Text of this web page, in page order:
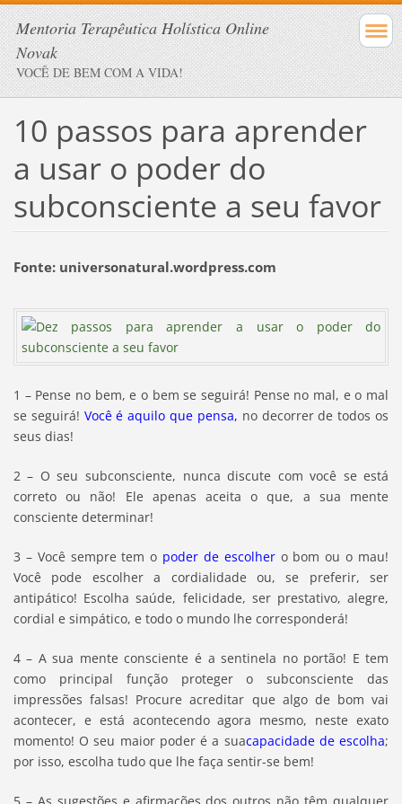
Mentoria Terapêutica Holística Online
Novak
VOCÊ DE BEM COM A VIDA!
10 passos para aprender
a usar o poder do
subconsciente a seu favor
Fonte: universonatural.wordpress.com
1 – Pense no bem, e o bem se seguirá! Pense no mal, e o mal
se seguirá! Você é aquilo que pensa, no decorrer de todos os
seus dias!
2 – O seu subconsciente, nunca discute com você se está
correto ou não! Ele apenas aceita o que, a sua mente
consciente determinar!
3 – Você sempre tem o poder de escolhero bom ou o mau!
Você pode escolher a cordialidade ou, se preferir, ser
antipático! Escolha saúde, felicidade, ser prestativo, alegre,
cordial e simpático, e todo o mundo lhe corresponderá!
4 – A sua mente consciente é a sentinela no portão! E tem
como principal função proteger o subconsciente das
impressões falsas! Procure acreditar que algo de bom vai
acontecer, e está acontecendo agora mesmo, neste exato
momento! O seu maior poder é a suacapacidade de escolha;
por isso, escolha tudo que lhe faça sentir-se bem!